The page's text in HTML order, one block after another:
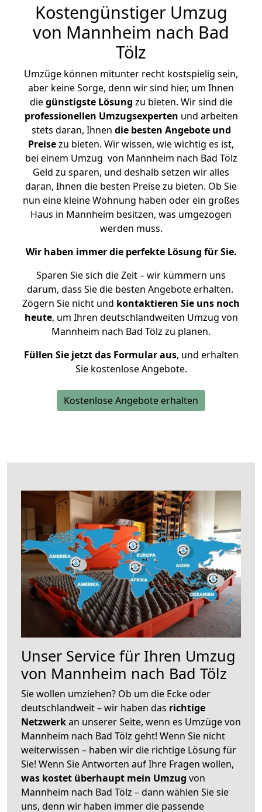
Kostengünstiger Umzug
von Mannheim nach Bad
Tölz
Umzüge können mitunter recht kostspielig sein,
aber keine Sorge, denn wir sind hier, um Ihnen
diegünstigste Lösung zu bieten. Wir sind die
professionellen Umzugsexperten und arbeiten
stets daran, Ihnen die besten Angebote und
Preisezu bieten. Wir wissen, wie wichtig es ist,
bei einem Umzug von Mannheim nach Bad Tölz
Geld zu sparen, und deshalb setzen wir alles
daran, Ihnen die besten Preise zu bieten. Ob Sie
nun eine kleine Wohnung haben oder ein großes
Haus in Mannheim besitzen, was umgezogen
werden muss.
Wir haben immer die perfekte Lösung für Sie.
Sparen Sie sich die Zeit – wir kümmern uns
darum, dass Sie die besten Angebote erhalten.
Zögern Sie nicht und kontaktieren Sie uns noch
heute, um Ihren deutschlandweiten Umzug von
Mannheim nach Bad Tölz zu planen.
Füllen Sie jetzt das Formular aus, und erhalten
Sie kostenlose Angebote.
Kostenlose Angebote erhalten
Unser Service für Ihren Umzug
von Mannheim nach Bad Tölz
Sie wollen umziehen? Ob um die Ecke oder
deutschlandweit – wir haben das richtige
Netzwerkan unserer Seite, wenn es Umzüge von
Mannheim nach Bad Tölz geht! Wenn Sie nicht
weiterwissen – haben wir die richtige Lösung für
Sie! Wenn Sie Antworten auf Ihre Fragen wollen,
was kostet überhaupt mein Umzug von
Mannheim nach Bad Tölz – dann wählen Sie sie
uns, denn wir haben immer die passende